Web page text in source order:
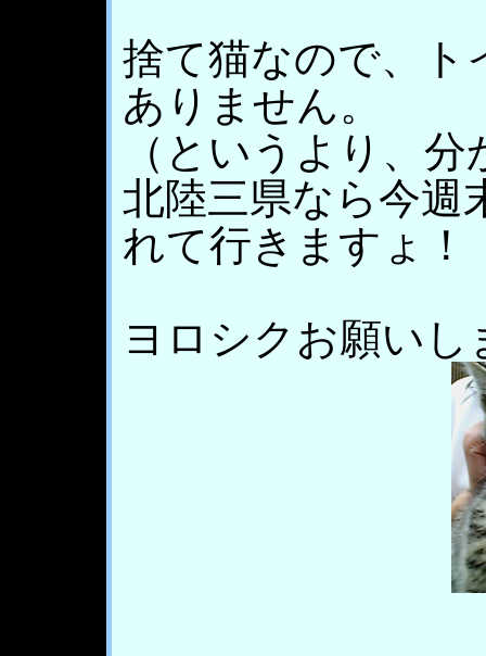
捨て猫なので、ト
ありません。
（というより、
北陸三県なら今週
れて行きますょ！
ヨロシクお願い